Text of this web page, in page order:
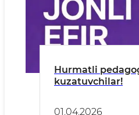
Hurmatli
kuzatuvchilar!
01.04.2026